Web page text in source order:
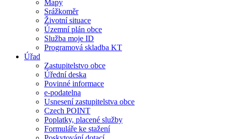
Mapy
Srážkoměr
Životní situace
Územní plán obce
Služba moje ID
Programová skladba KT
Úřad
Zastupitelstvo obce
Úřední deska
Povinné informace
e-podatelna
Usnesení zastupitelstva obce
Czech POINT
Poplatky, placené služby
Formuláře ke stažení